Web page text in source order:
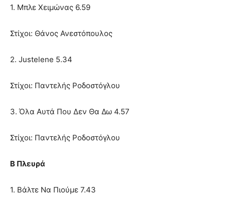
1. Μπλε Χειμώνας 6.59
Στίχοι: Θάνος Ανεστόπουλος
2. Justelene 5.34
Στίχοι: Παντελής Ροδοστόγλου
3. Όλα Αυτά Που Δεν Θα Δω 4.57
Στίχοι: Παντελής Ροδοστόγλου
Β Πλευρά
1. Βάλτε Να Πιούμε 7.43